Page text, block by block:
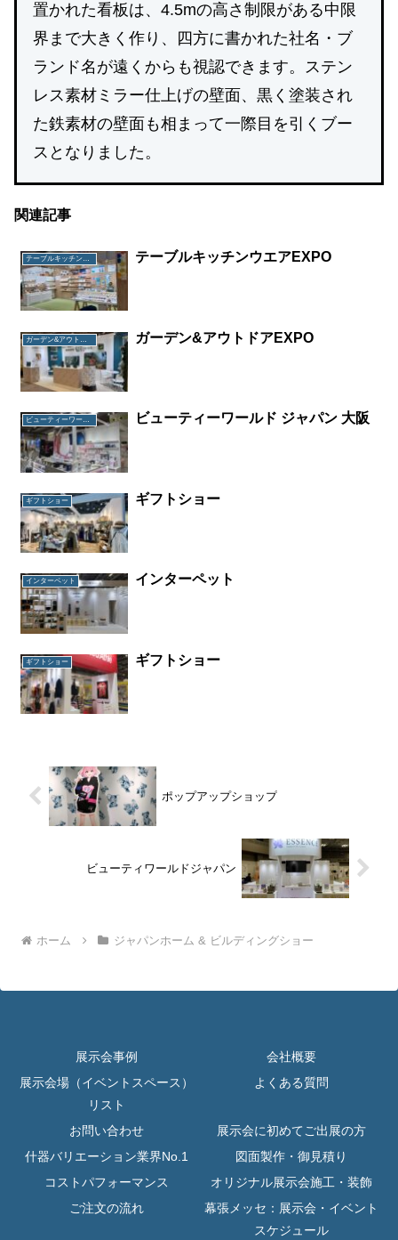
置かれた看板は、4.5mの高さ制限がある中限
界まで大きく作り、四方に書かれた社名・ブ
ランド名が遠くからも視認できます。ステン
レス素材ミラー仕上げの壁面、黒く塗装され
た鉄素材の壁面も相まって一際目を引くブー
スとなりました。
関連記事
テーブルキッチンウエアEXPO テーブルキッチンウエアEXPO
ガーデン&アウトドアEXPO
ビューティーワールド ジャパン 大阪 ビューティーワールド ジャパン 大阪
ギフトショー ギフトショー
インターペット インターペット
ギフトショー ギフトショー
ポップアップショップ
ビューティワールドジャパン
ホーム ジャパンホーム & ビルディングショー
展示会事例
会社概要
展示会場（イベントスペース）
リスト
よくある質問
お問い合わせ
展示会に初めてご出展の方
什器バリエーション業界No.1
図面製作・御見積り
コストパフォーマンス
オリジナル展示会施工・装飾
ご注文の流れ
幕張メッセ：展示会・イベント
スケジュール